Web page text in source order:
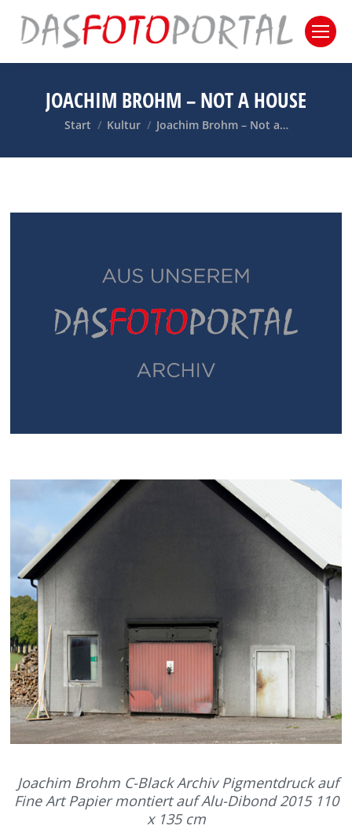
JOACHIM BROHM – NOT A HOUSE
Sie befinden sich hier:
Start Kultur Joachim Brohm – Not a…
Joachim Brohm C-Black Archiv Pigmentdruck auf
Fine Art Papier montiert auf Alu-Dibond 2015 110
x 135 cm